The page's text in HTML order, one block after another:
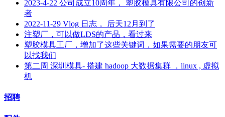
2023-4-22 公司成立10周年， 塑胶模具有限公司的创新
者
2022-11-29 Vlog 日志， 后天12月到了
注塑厂，可以做LDS的产品，看过来
塑胶模具工厂，增加了这些关键词，如果需要的朋友可
以找我们
第二周 深圳模具- 搭建 hadoop 大数据集群 ，linux , 虚拟
机
招聘